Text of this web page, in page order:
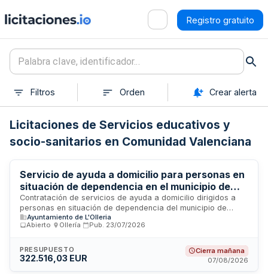
Registro gratuito
Filtros Orden Crear alerta
Licitaciones de Servicios educativos y
socio-sanitarios en Comunidad Valenciana
Servicio de ayuda a domicilio para personas en
situación de dependencia en el municipio de
L'Olleria
Contratación de servicios de ayuda a domicilio dirigidos a
personas en situación de dependencia del municipio de
L'Olleria. El Ayuntamiento licita la prestación de servicios de
asistencia domiciliaria cuya ejecución estará condicionada
Consellería de Servicios Sociales y al número de horas de
prestación autorizadas, con un precio máximo de veintiuno
Ayuntamiento de L'Olleria
Abierto
Ollería Pub. 23/07/2026
PRESUPUESTO
322.516,03 EUR
Cierra mañana
07/08/2026